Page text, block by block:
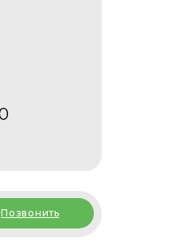
Позвонить